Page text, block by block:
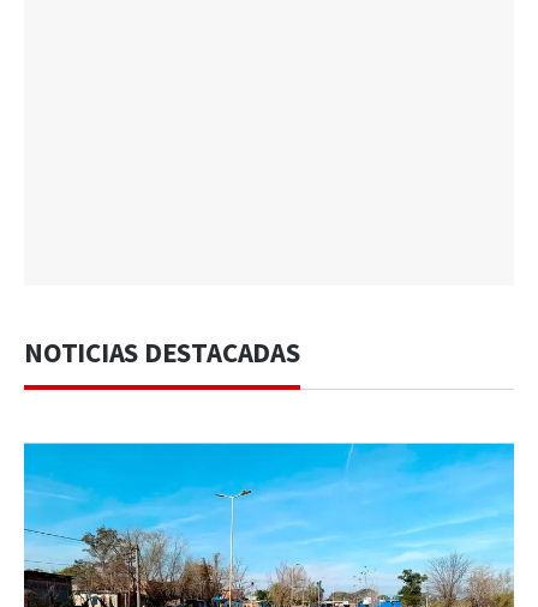
NOTICIAS DESTACADAS